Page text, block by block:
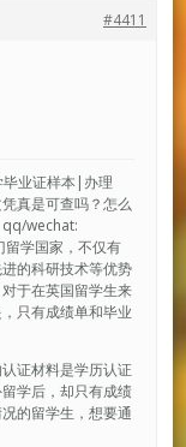
#4411
毕业证样本|办理
真是可查吗？怎么
qq/wechat:
学国家，不仅有
的科研技术等优势
于在英国留学生来
只有成绩单和毕业
证材料是学历认证
学后，却只有成绩
的留学生，想要通